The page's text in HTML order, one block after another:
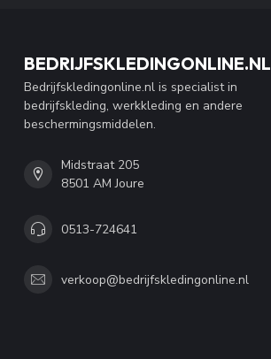
BEDRIJFSKLEDINGONLINE.NL
Bedrijfskledingonline.nl is specialist in
bedrijfskleding, werkkleding en andere
beschermingsmiddelen.
Midstraat 205
8501 AM Joure
0513-724641
verkoop@bedrijfskledingonline.nl